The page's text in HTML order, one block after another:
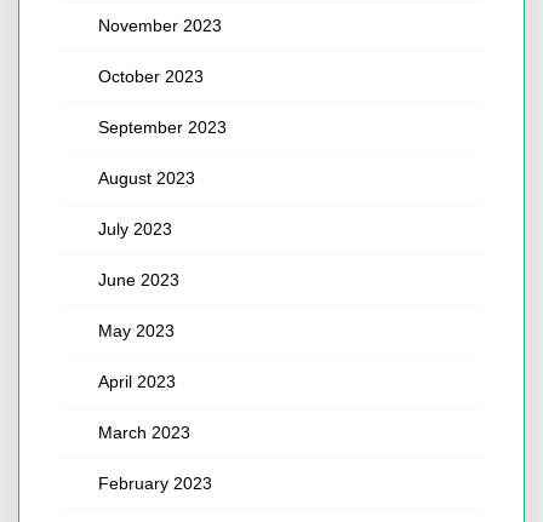
November 2023
October 2023
September 2023
August 2023
July 2023
June 2023
May 2023
April 2023
March 2023
February 2023